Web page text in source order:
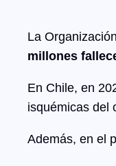
La
millones
En Chile, en
isquémicas del
Además, en el